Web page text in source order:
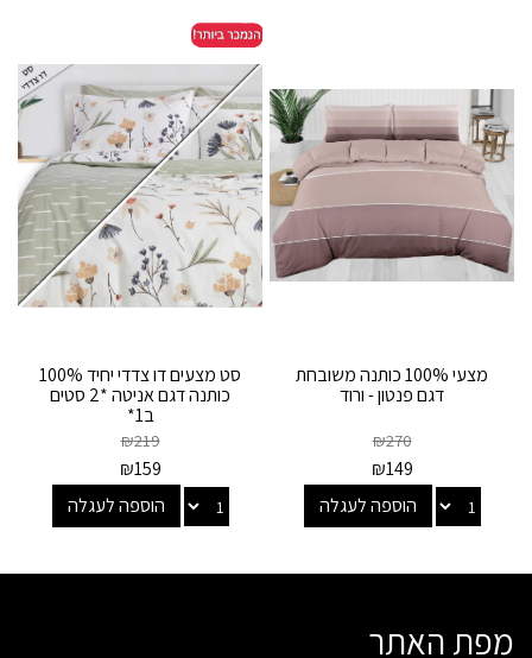
מצעי 100% כותנה משובחת
דגם פנטון - ורוד
₪270
₪149
הוספה לעגלה
סט מצעים דו צדדי יחיד 100%
כותנה דגם אניטה *2 סטים
ב1*
₪219
₪159
הוספה לעגלה
מפת האתר